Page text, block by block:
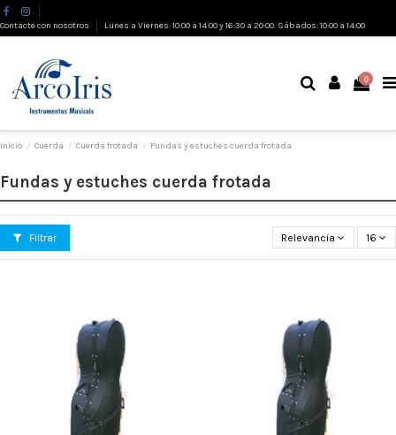
Contacte con nosotros Lunes a Viernes: 10:00 a 14:00 y 16:30 a 20:00. Sábados: 10:00 a 14:00
0
Inicio Cuerda Cuerda frotada Fundas y estuches cuerda frotada
Fundas y estuches cuerda frotada
Filtrar Relevancia 16